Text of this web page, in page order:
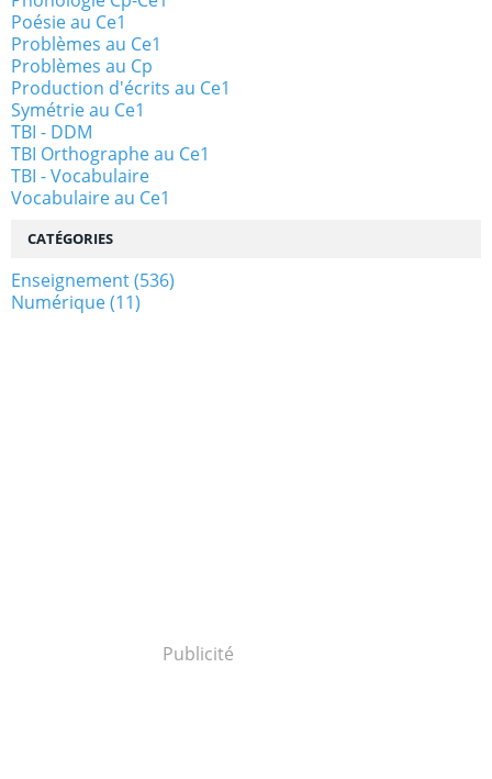
Poésie au Ce1
Problèmes au Ce1
Problèmes au Cp
Production d'écrits au Ce1
Symétrie au Ce1
TBI - DDM
TBI Orthographe au Ce1
TBI - Vocabulaire
Vocabulaire au Ce1
CATÉGORIES
Enseignement(536)
Numérique(11)
Publicité